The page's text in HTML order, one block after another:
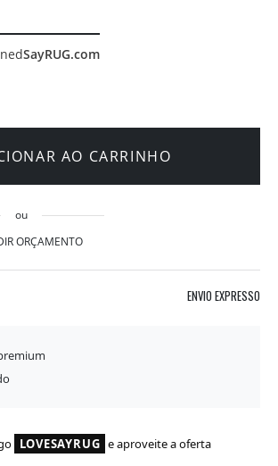
SayRUG.com
AO CARRINHO
ou
ORÇAMENTO
ENVIO EXPRESSO
LOVESAYRUG e aproveite a oferta